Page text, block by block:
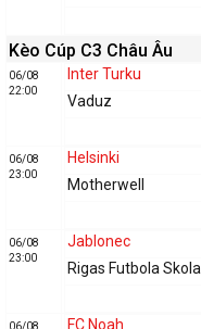
Kèo Cúp C3 Châu Âu
06/08
22:00
Inter Turku
Vaduz
06/08
23:00
Helsinki
Motherwell
06/08
23:00
Jablonec
Rigas Futbola Skola
06/08
FC Noah